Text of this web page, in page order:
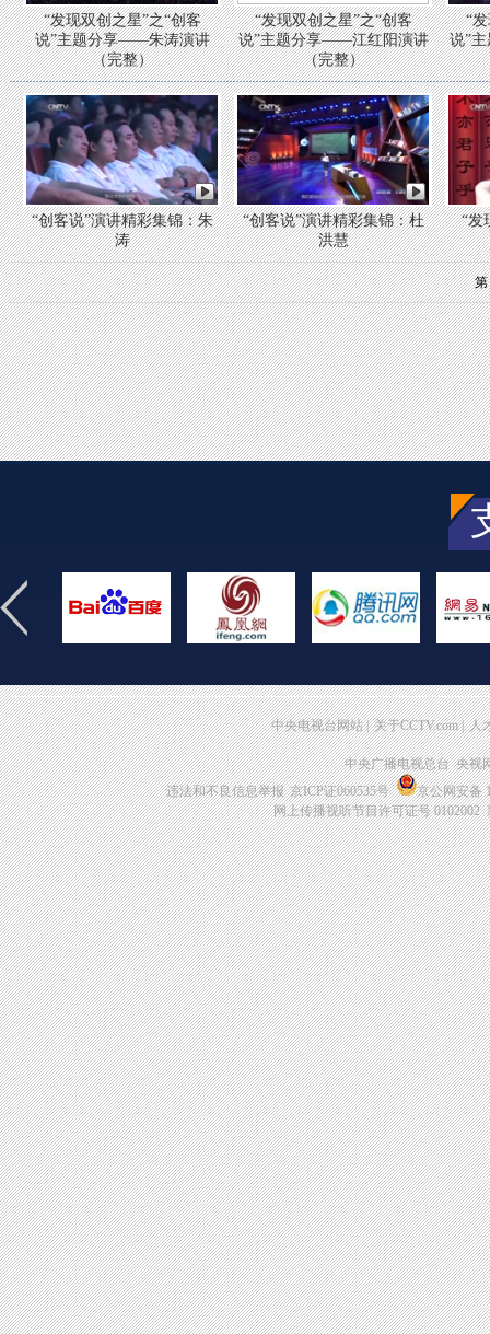
“发现双创之星”之“创客
说”主题分享——朱涛演讲
（完整）
“发现双创之星”之“创客
说”主题分享——江红阳演讲
（完整）
“
说”
“创客说”演讲精彩集锦：朱
涛
“创客说”演讲精彩集锦：杜
洪慧
“发
第
中央电视台网站 | 关于CCTV.com | 人
中央广播电视总台 央视
违法和不良信息举报 京ICP证060535号
京公网安备
网上传播视听节目许可证号 0102002